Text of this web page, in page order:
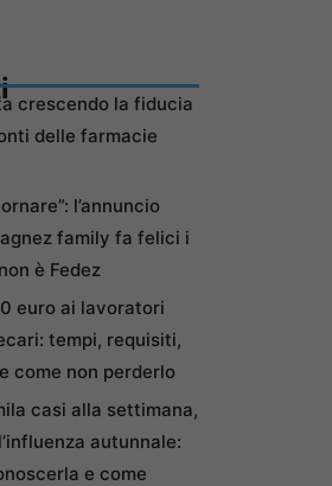
crescendo la fiducia
delle farmacie
l’annuncio
family fa felici i
è Fedez
euro ai lavoratori
tempi, requisiti,
come non perderlo
casi alla settimana,
autunnale:
e come